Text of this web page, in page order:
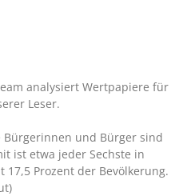
analysiert Wertpapiere für
Leser.
Bürgerinnen und Bürger sind
ist etwa jeder Sechste in
Prozent der Bevölkerung.